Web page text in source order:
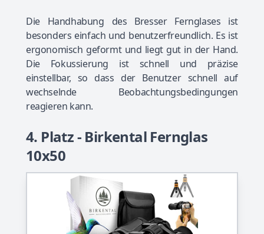
Die Handhabung des Bresser Fernglases ist
besonders einfach und benutzerfreundlich. Es ist
ergonomisch geformt und liegt gut in der Hand.
Die Fokussierung ist schnell und präzise
einstellbar, so dass der Benutzer schnell auf
wechselnde Beobachtungsbedingungen
reagieren kann.
4. Platz - Birkental Fernglas
10x50